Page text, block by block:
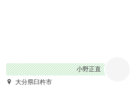
小野正直
大分県臼杵市